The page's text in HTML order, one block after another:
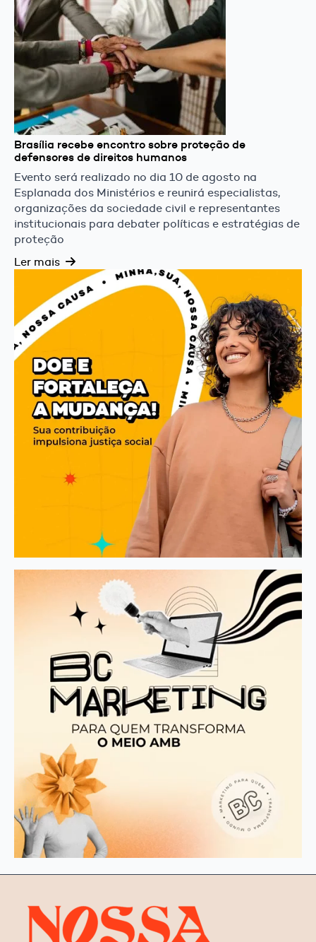
Brasília recebe encontro sobre proteção de
defensores de direitos humanos
Evento será realizado no dia 10 de agosto na
Esplanada dos Ministérios e reunirá especialistas,
organizações da sociedade civil e representantes
institucionais para debater políticas e estratégias de
proteção
Ler mais